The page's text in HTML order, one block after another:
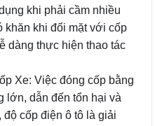
khi phải cầm nhiều
khăn khi đối mặt với cốp
dàng thực hiện thao tác
Xe: Việc đóng cốp bằng
lớn, dẫn đến tổn hại và
độ cốp điện ô tô là giải